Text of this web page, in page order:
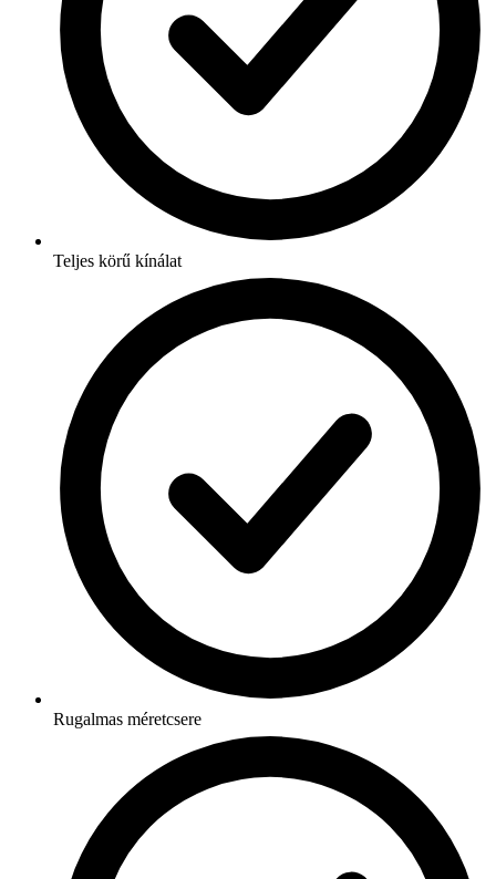
Teljes körű kínálat
Rugalmas méretcsere